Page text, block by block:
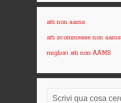
siti non aams
siti scommesse non aams
migliori siti non AAMS